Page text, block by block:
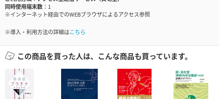
同時使用端末数
1
※インターネット経由でのWEBブラウザによるアクセス参照
※導入・利用方法の詳細はこちら
この商品を買った人は、こんな商品も買っています。